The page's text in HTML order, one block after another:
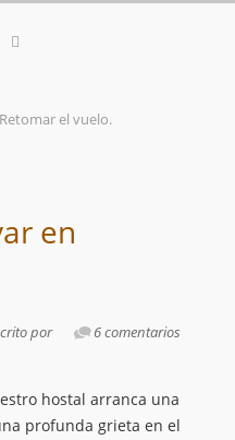
el vuelo.
en
6 comentarios
por
hostal arranca una
profunda grieta en el